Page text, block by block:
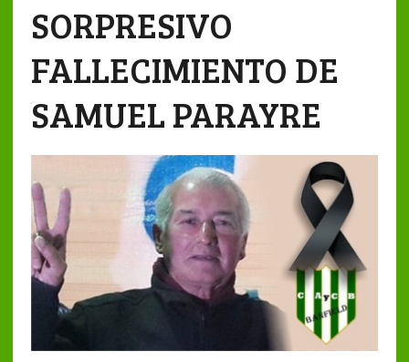
SORPRESIVO
FALLECIMIENTO DE
SAMUEL PARAYRE